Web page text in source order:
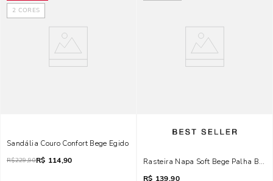
2 CORES
Sandália Couro Confort Bege Egido
R$229,90R$ 114,90
Rasteira Napa Soft Bege Palha Bico
R$ 139,90